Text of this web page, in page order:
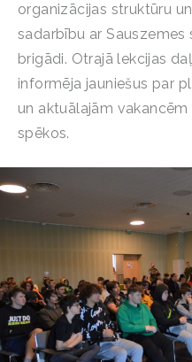
organizācijas struktūru
sadarbību ar
brigādi. Otrajā lekcijas
informēja jauniešus par
un aktuālajām
spēkos.